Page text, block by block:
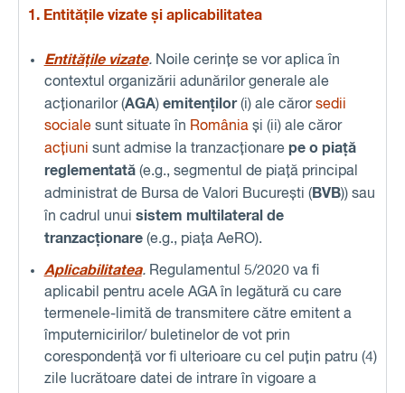
1. Entitățile vizate și aplicabilitatea
Entitățile vizate. Noile cerințe se vor aplica în
contextul organizării adunărilor generale ale
acționarilor (AGA) emitenților(i) ale cărorsedii
socialesunt situate în Româniași (ii) ale căror
acțiuni sunt admise la tranzacționare pe o piață
reglementată(e.g., segmentul de piață principal
administrat de Bursa de Valori București (BVB)) sau
în cadrul unui sistem multilateral de
tranzacționare(e.g., piața AeRO).
Aplicabilitatea. Regulamentul 5/2020 va fi
aplicabil pentru acele AGA în legătură cu care
termenele-limită de transmitere către emitent a
împuternicirilor/ buletinelor de vot prin
corespondență vor fi ulterioare cu cel puțin patru (4)
zile lucrătoare datei de intrare în vigoare a